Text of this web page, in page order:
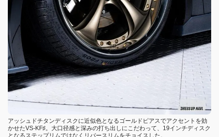
アッシュドチタンディスクに近似色となるゴールドピアスでアクセントを効
かせたVS-KF♯。大口径感と深みの打ち出しにこだわって、19インチディスク
となるステップリムではなくリバースリムをチョイスした。